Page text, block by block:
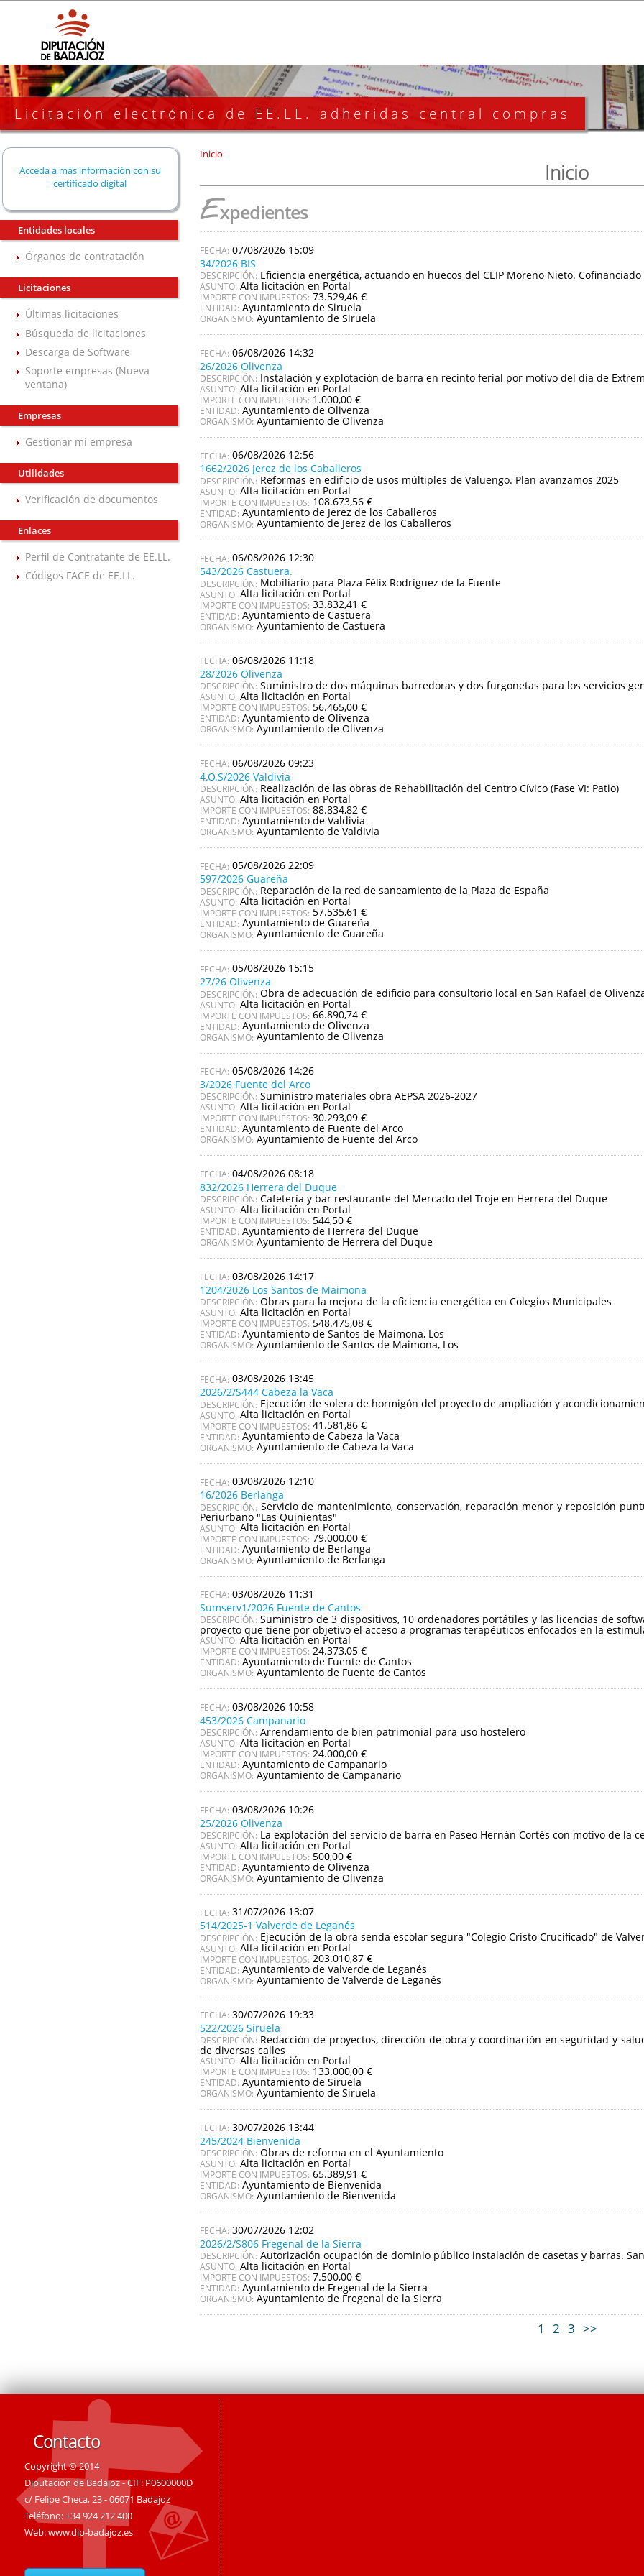
Licitación electrónica de EE.LL. adheridas central compras
Acceda a más información con su
certificado digital
Entidades locales
Órganos de contratación
Licitaciones
Últimas licitaciones
Búsqueda de licitaciones
Descarga de Software
Soporte empresas (Nueva
ventana)
Empresas
Gestionar mi empresa
Utilidades
Verificación de documentos
Enlaces
Perfil de Contratante de EE.LL.
Códigos FACE de EE.LL.
Inicio
Inicio
Expedientes
07/08/2026 15:09
34/2026 BIS
DESCRIPCIÓN: Eficiencia energética, actuando en huecos del CEIP Moreno Nieto. Cofinanciado
ASUNTO: Alta licitación en Portal
IMPORTE CON IMPUESTOS: 73.529,46 €
ENTIDAD: Ayuntamiento de Siruela
ORGANISMO: Ayuntamiento de Siruela
06/08/2026 14:32
26/2026 Olivenza
DESCRIPCIÓN: Instalación y explotación de barra en recinto ferial por motivo del día de
ASUNTO: Alta licitación en Portal
IMPORTE CON IMPUESTOS: 1.000,00 €
ENTIDAD: Ayuntamiento de Olivenza
ORGANISMO: Ayuntamiento de Olivenza
06/08/2026 12:56
1662/2026 Jerez de los Caballeros
DESCRIPCIÓN: Reformas en edificio de usos múltiples de Valuengo. Plan avanzamos 2025
ASUNTO: Alta licitación en Portal
IMPORTE CON IMPUESTOS: 108.673,56 €
ENTIDAD: Ayuntamiento de Jerez de los Caballeros
ORGANISMO: Ayuntamiento de Jerez de los Caballeros
06/08/2026 12:30
543/2026 Castuera.
DESCRIPCIÓN: Mobiliario para Plaza Félix Rodríguez de la Fuente
ASUNTO: Alta licitación en Portal
IMPORTE CON IMPUESTOS: 33.832,41 €
ENTIDAD: Ayuntamiento de Castuera
ORGANISMO: Ayuntamiento de Castuera
06/08/2026 11:18
28/2026 Olivenza
DESCRIPCIÓN: Suministro de dos máquinas barredoras y dos furgonetas para los servicios
ASUNTO: Alta licitación en Portal
IMPORTE CON IMPUESTOS: 56.465,00 €
ENTIDAD: Ayuntamiento de Olivenza
ORGANISMO: Ayuntamiento de Olivenza
06/08/2026 09:23
4.O.S/2026 Valdivia
DESCRIPCIÓN: Realización de las obras de Rehabilitación del Centro Cívico (Fase VI: Patio)
ASUNTO: Alta licitación en Portal
IMPORTE CON IMPUESTOS: 88.834,82 €
ENTIDAD: Ayuntamiento de Valdivia
ORGANISMO: Ayuntamiento de Valdivia
05/08/2026 22:09
597/2026 Guareña
DESCRIPCIÓN: Reparación de la red de saneamiento de la Plaza de España
ASUNTO: Alta licitación en Portal
IMPORTE CON IMPUESTOS: 57.535,61 €
ENTIDAD: Ayuntamiento de Guareña
ORGANISMO: Ayuntamiento de Guareña
05/08/2026 15:15
27/26 Olivenza
DESCRIPCIÓN: Obra de adecuación de edificio para consultorio local en San Rafael de
ASUNTO: Alta licitación en Portal
IMPORTE CON IMPUESTOS: 66.890,74 €
ENTIDAD: Ayuntamiento de Olivenza
ORGANISMO: Ayuntamiento de Olivenza
05/08/2026 14:26
3/2026 Fuente del Arco
DESCRIPCIÓN: Suministro materiales obra AEPSA 2026-2027
ASUNTO: Alta licitación en Portal
IMPORTE CON IMPUESTOS: 30.293,09 €
ENTIDAD: Ayuntamiento de Fuente del Arco
ORGANISMO: Ayuntamiento de Fuente del Arco
04/08/2026 08:18
832/2026 Herrera del Duque
DESCRIPCIÓN: Cafetería y bar restaurante del Mercado del Troje en Herrera del Duque
ASUNTO: Alta licitación en Portal
IMPORTE CON IMPUESTOS: 544,50 €
ENTIDAD: Ayuntamiento de Herrera del Duque
ORGANISMO: Ayuntamiento de Herrera del Duque
03/08/2026 14:17
1204/2026 Los Santos de Maimona
DESCRIPCIÓN: Obras para la mejora de la eficiencia energética en Colegios Municipales
ASUNTO: Alta licitación en Portal
IMPORTE CON IMPUESTOS: 548.475,08 €
ENTIDAD: Ayuntamiento de Santos de Maimona, Los
ORGANISMO: Ayuntamiento de Santos de Maimona, Los
03/08/2026 13:45
2026/2/S444 Cabeza la Vaca
DESCRIPCIÓN: Ejecución de solera de hormigón del proyecto de ampliación y
ASUNTO: Alta licitación en Portal
IMPORTE CON IMPUESTOS: 41.581,86 €
ENTIDAD: Ayuntamiento de Cabeza la Vaca
ORGANISMO: Ayuntamiento de Cabeza la Vaca
03/08/2026 12:10
16/2026 Berlanga
DESCRIPCIÓN: Servicio de mantenimiento, conservación, reparación menor y reposición
Periurbano "Las Quinientas"
ASUNTO: Alta licitación en Portal
IMPORTE CON IMPUESTOS: 79.000,00 €
ENTIDAD: Ayuntamiento de Berlanga
ORGANISMO: Ayuntamiento de Berlanga
03/08/2026 11:31
Sumserv1/2026 Fuente de Cantos
DESCRIPCIÓN: Suministro de 3 dispositivos, 10 ordenadores portátiles y las licencias de
proyecto que tiene por objetivo el acceso a programas terapéuticos enfocados en la
ASUNTO: Alta licitación en Portal
IMPORTE CON IMPUESTOS: 24.373,05 €
ENTIDAD: Ayuntamiento de Fuente de Cantos
ORGANISMO: Ayuntamiento de Fuente de Cantos
03/08/2026 10:58
453/2026 Campanario
DESCRIPCIÓN: Arrendamiento de bien patrimonial para uso hostelero
ASUNTO: Alta licitación en Portal
IMPORTE CON IMPUESTOS: 24.000,00 €
ENTIDAD: Ayuntamiento de Campanario
ORGANISMO: Ayuntamiento de Campanario
03/08/2026 10:26
25/2026 Olivenza
DESCRIPCIÓN: La explotación del servicio de barra en Paseo Hernán Cortés con motivo de la
ASUNTO: Alta licitación en Portal
IMPORTE CON IMPUESTOS: 500,00 €
ENTIDAD: Ayuntamiento de Olivenza
ORGANISMO: Ayuntamiento de Olivenza
31/07/2026 13:07
514/2025-1 Valverde de Leganés
DESCRIPCIÓN: Ejecución de la obra senda escolar segura "Colegio Cristo Crucificado" de
ASUNTO: Alta licitación en Portal
IMPORTE CON IMPUESTOS: 203.010,87 €
ENTIDAD: Ayuntamiento de Valverde de Leganés
ORGANISMO: Ayuntamiento de Valverde de Leganés
30/07/2026 19:33
522/2026 Siruela
DESCRIPCIÓN: Redacción de proyectos, dirección de obra y coordinación en seguridad y
de diversas calles
ASUNTO: Alta licitación en Portal
IMPORTE CON IMPUESTOS: 133.000,00 €
ENTIDAD: Ayuntamiento de Siruela
ORGANISMO: Ayuntamiento de Siruela
30/07/2026 13:44
245/2024 Bienvenida
DESCRIPCIÓN: Obras de reforma en el Ayuntamiento
ASUNTO: Alta licitación en Portal
IMPORTE CON IMPUESTOS: 65.389,91 €
ENTIDAD: Ayuntamiento de Bienvenida
ORGANISMO: Ayuntamiento de Bienvenida
30/07/2026 12:02
2026/2/S806 Fregenal de la Sierra
DESCRIPCIÓN: Autorización ocupación de dominio público instalación de casetas y barras.
ASUNTO: Alta licitación en Portal
IMPORTE CON IMPUESTOS: 7.500,00 €
ENTIDAD: Ayuntamiento de Fregenal de la Sierra
ORGANISMO: Ayuntamiento de Fregenal de la Sierra
1 2 3 >>
Contacto
Copyright © 2014
Diputación de Badajoz - CIF: P0600000D
c/ Felipe Checa, 23 - 06071 Badajoz
Teléfono: +34 924 212 400
Web:www.dip-badajoz.es